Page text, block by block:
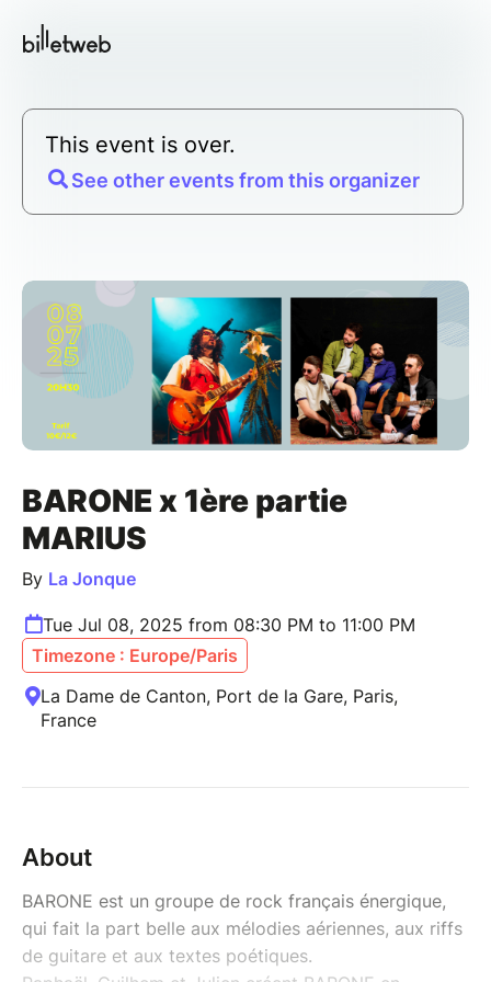
This event is over.
See other events from this organizer
BARONE x 1ère partie
MARIUS
By La Jonque
Tue Jul 08, 2025 from 08:30 PM to 11:00 PM
Timezone : Europe/Paris
La Dame de Canton, Port de la Gare, Paris,
France
About
BARONE est un groupe de rock français énergique,
qui fait la part belle aux mélodies aériennes, aux riffs
de guitare et aux textes poétiques.